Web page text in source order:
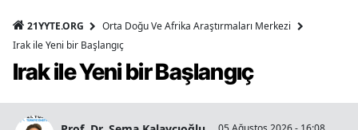
21YYTE.ORG
Orta Doğu Ve Afrika Araştırmaları Merkezi
Irak ile Yeni bir Başlangıç
Irak ile Yeni bir Başlangıç